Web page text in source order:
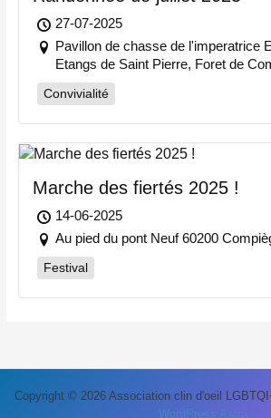
27-07-2025
Pavillon de chasse de l'imperatrice
Etangs de Saint Pierre, Foret de
Convivialité
Marche des fiertés 2025 !
14-06-2025
Au pied du pont Neuf 60200
Festival
Copyright © 2026 Association clin d'oeil
WordPress Astra